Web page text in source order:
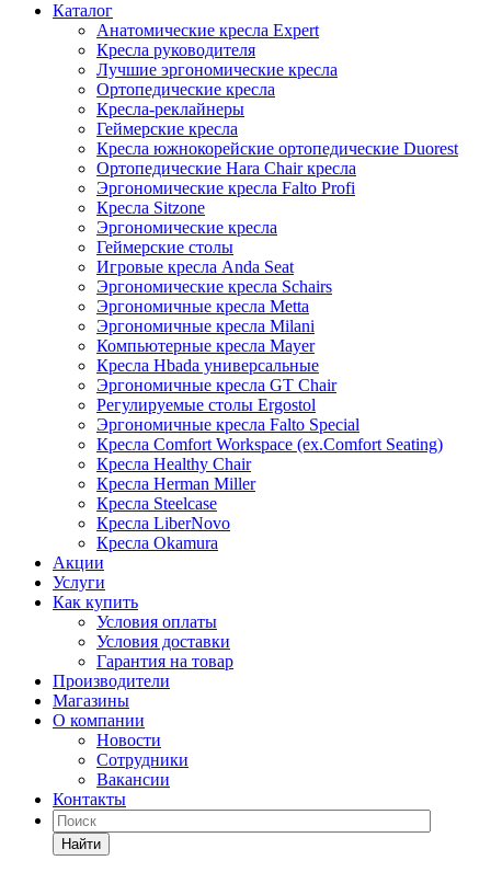
Каталог
Анатомические кресла Expert
Кресла руководителя
Лучшие эргономические кресла
Ортопедические кресла
Кресла-реклайнеры
Геймерские кресла
Кресла южнокорейские ортопедические Duorest
Ортопедические Hara Chair кресла
Эргономические кресла Falto Profi
Кресла Sitzone
Эргономические кресла
Геймерские столы
Игровые кресла Anda Seat
Эргономические кресла Schairs
Эргономичные кресла Metta
Эргономичные кресла Milani
Компьютерные кресла Mayer
Кресла Hbada универсальные
Эргономичные кресла GT Chair
Регулируемые столы Ergostol
Эргономичные кресла Falto Special
Кресла Comfort Workspace (ex.Comfort Seating)
Кресла Healthy Chair
Кресла Herman Miller
Кресла Steelcase
Кресла LiberNovo
Кресла Okamura
Акции
Услуги
Как купить
Условия оплаты
Условия доставки
Гарантия на товар
Производители
Магазины
О компании
Новости
Сотрудники
Вакансии
Контакты
Найти